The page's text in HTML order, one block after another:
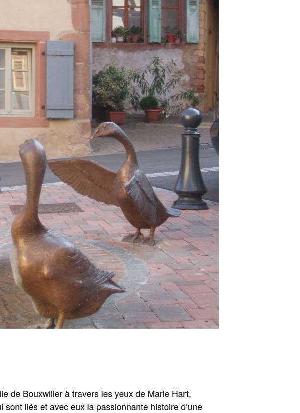
de Bouxwiller à travers les yeux de Marie Hart,
liés et avec eux la passionnante histoire d’une